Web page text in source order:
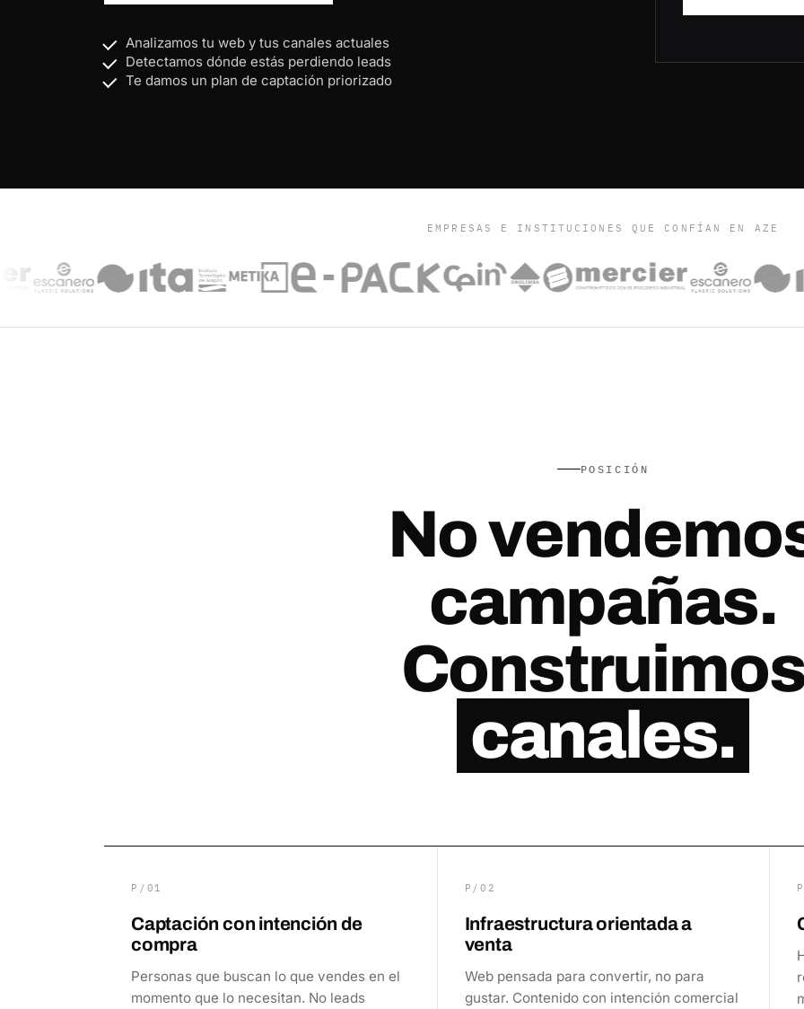
Analizamos tu web y tus canales actuales
Detectamos dónde estás perdiendo leads
Te damos un plan de captación priorizado
EMPRESAS E INSTITUCIONES QUE CONFÍAN EN AZE
POSICIÓN
No
campañas.
canales.
P/01
Captación con intención de
compra
Personas que buscan lo que vendes en el
momento que lo necesitan. No leads
P/02
Infraestructura orientada a
venta
Web pensada para convertir, no para
gustar. Contenido con intención comercial